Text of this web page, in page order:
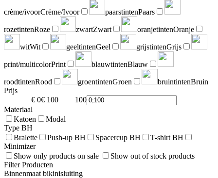
crème/ivoorCrème/Ivoor paarstintenPaars
rozetintenRoze zwartZwart oranjetintenOranje
witWit geeltintenGeel grijstintenGrijs
print/multicolorPrint blauwtintenBlauw
roodtintenRood groentintenGroen bruintintenBruin
Prijs
€ 0€ 100 0
100
Materiaal
Katoen
Modal
Type BH
Bralette
Push-up BH Spacercup BH
T-shirt BH
Minimizer
Show only products on sale
Show out of stock products
Filter Producten
Binnenmaat bikinisluiting